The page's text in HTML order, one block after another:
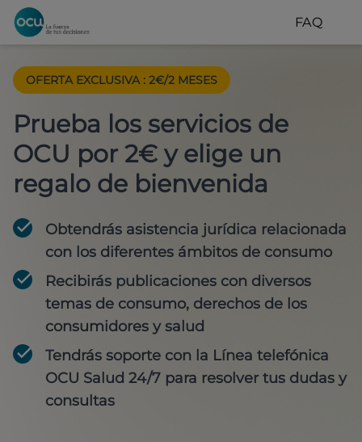
FAQ
OFERTA EXCLUSIVA : 2€/2 MESES
Prueba los servicios de
OCU por 2€ y elige un
regalo de bienvenida
Obtendrás asistencia jurídica relacionada
con los diferentes ámbitos de consumo
Recibirás publicaciones con diversos
temas de consumo, derechos de los
consumidores y salud
Tendrás soporte con la Línea telefónica
OCU Salud 24/7 para resolver tus dudas y
consultas